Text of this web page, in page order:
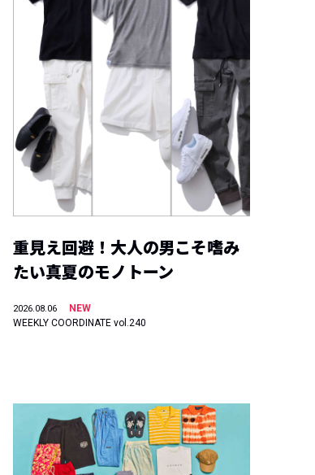
重見え回避！大人の男こそ嗜み
たい真夏のモノトーン
2026.08.06
NEW
WEEKLY COORDINATE vol.240